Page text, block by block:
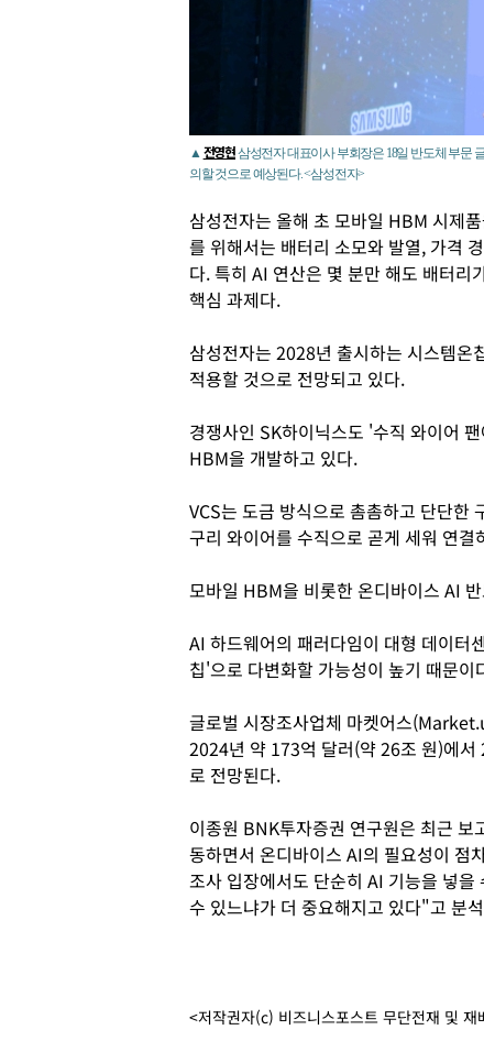
▲ 전영현삼성전자 대표이사 부회장은 18일 반도체 부문
의할 것으로 예상된다. <삼성전자>
삼성전자는 올해 초 모바일 HBM 시제
를 위해서는 배터리 소모와 발열, 가격
다. 특히 AI 연산은 몇 분만 해도 배터리
핵심 과제다.
삼성전자는 2028년 출시하는 시스템
적용할 것으로 전망되고 있다.
경쟁사인 SK하이닉스도 '수직 와이어
HBM을 개발하고 있다.
VCS는 도금 방식으로 촘촘하고 단단한
구리 와이어를 수직으로 곧게 세워 연결
모바일 HBM을 비롯한 온디바이스 AI
AI 하드웨어의 패러다임이 대형 데이터
칩'으로 다변화할 가능성이 높기 때문이
글로벌 시장조사업체 마켓어스
2024년 약 173억 달러(약 26조 원)에
로 전망된다.
이종원 BNK투자증권 연구원은 최근
동하면서 온디바이스 AI의 필요성이 점
조사 입장에서도 단순히 AI 기능을 넣
수 있느냐가 더 중요해지고 있다"고 분
<저작권자(c) 비즈니스포스트 무단전재 및 재